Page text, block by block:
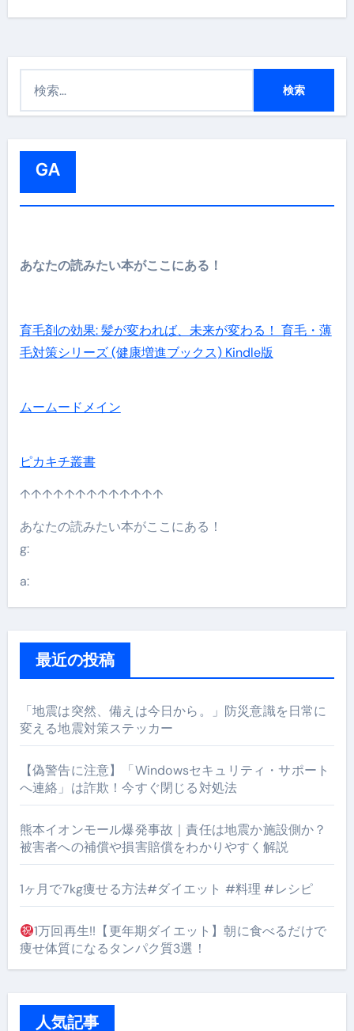
GA
あなたの読みたい本がここにある！
育毛剤の効果: 髪が変われば、未来が変わる！ 育毛・薄
毛対策シリーズ (健康増進ブックス) Kindle版
ムームードメイン
ピカキチ叢書
↑↑↑↑↑↑↑↑↑↑↑↑↑
あなたの読みたい本がここにある！
g:
a:
最近の投稿
「地震は突然、備えは今日から。」防災意識を日常に
変える地震対策ステッカー
【偽警告に注意】「Windowsセキュリティ・サポート
へ連絡」は詐欺！今すぐ閉じる対処法
熊本イオンモール爆発事故｜責任は地震か施設側か？
被害者への補償や損害賠償をわかりやすく解説
1ヶ月で7kg痩せる方法#ダイエット #料理 #レシピ
1万回再生!!【更年期ダイエット】朝に食べるだけで
痩せ体質になるタンパク質3選！
人気記事